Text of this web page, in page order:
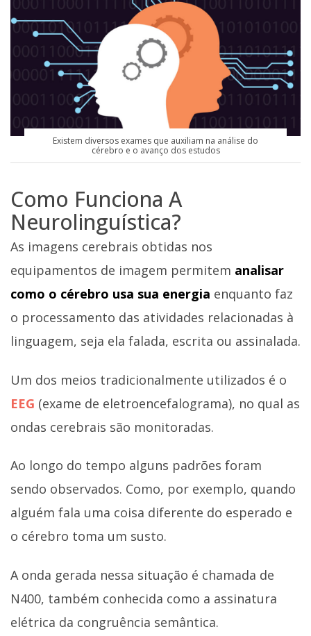
Existem diversos exames que auxiliam na análise do
cérebro e o avanço dos estudos
Como Funciona A
Neurolinguística?
As imagens cerebrais obtidas nos
equipamentos de imagem permitem analisar
como o cérebro usa sua energia enquanto faz
o processamento das atividades relacionadas à
linguagem, seja ela falada, escrita ou assinalada.
Um dos meios tradicionalmente utilizados é o
EEG (exame de eletroencefalograma), no qual as
ondas cerebrais são monitoradas.
Ao longo do tempo alguns padrões foram
sendo observados. Como, por exemplo, quando
alguém fala uma coisa diferente do esperado e
o cérebro toma um susto.
A onda gerada nessa situação é chamada de
N400, também conhecida como a assinatura
elétrica da congruência semântica.